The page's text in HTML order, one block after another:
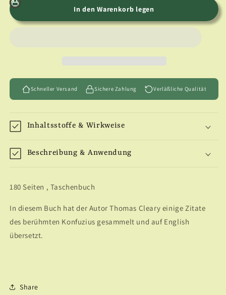
The
für
The
In den Warenkorb legen
Schneller Versand Sichere Zahlung Verläßliche Qualität
Inhaltsstoffe & Wirkweise
Beschreibung & Anwendung
180 Seiten , Taschenbuch
In diesem Buch hat der Autor Thomas Cleary einige Zitate
des berühmten Konfuzius gesammelt und auf English
übersetzt.
Share